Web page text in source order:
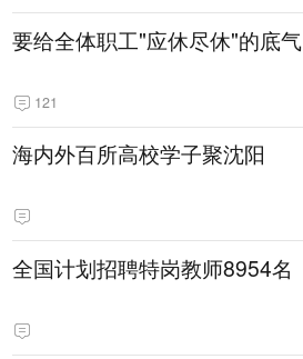
要给全体职工"应休尽休"的底气
121
海内外百所高校学子聚沈阳
全国计划招聘特岗教师8954名